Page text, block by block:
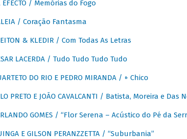
EFECTO / Memórias do Fogo
/ Coração Fantasma
& KLEDIR / Com Todas As Letras
LACERDA / Tudo Tudo Tudo Tudo
DO RIO E PEDRO MIRANDA / + Chico
PRETO E JOÃO CAVALCANTI / Batista, Moreira e Das
GOMES / “Flor Serena – Acústico do Pé da
E GILSON PERANZZETTA / “Suburbania”